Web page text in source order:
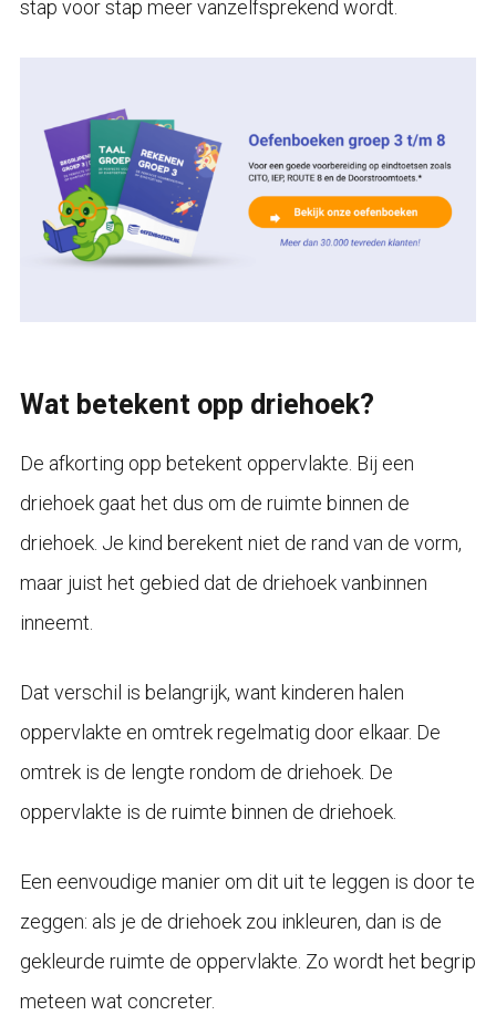
stap voor stap meer vanzelfsprekend wordt.
Wat betekent opp driehoek?
De afkorting opp betekent oppervlakte. Bij een
driehoek gaat het dus om de ruimte binnen de
driehoek. Je kind berekent niet de rand van de vorm,
maar juist het gebied dat de driehoek vanbinnen
inneemt.
Dat verschil is belangrijk, want kinderen halen
oppervlakte en omtrek regelmatig door elkaar. De
omtrek is de lengte rondom de driehoek. De
oppervlakte is de ruimte binnen de driehoek.
Een eenvoudige manier om dit uit te leggen is door te
zeggen: als je de driehoek zou inkleuren, dan is de
gekleurde ruimte de oppervlakte. Zo wordt het begrip
meteen wat concreter.